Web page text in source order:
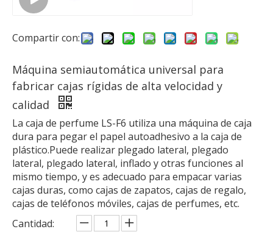
Compartir con:
Máquina semiautomática universal para
fabricar cajas rígidas de alta velocidad y
calidad
La caja de perfume LS-F6 utiliza una máquina de caja
dura para pegar el papel autoadhesivo a la caja de
plástico.Puede realizar plegado lateral, plegado
lateral, plegado lateral, inflado y otras funciones al
mismo tiempo, y es adecuado para empacar varias
cajas duras, como cajas de zapatos, cajas de regalo,
cajas de teléfonos móviles, cajas de perfumes, etc.
Cantidad: